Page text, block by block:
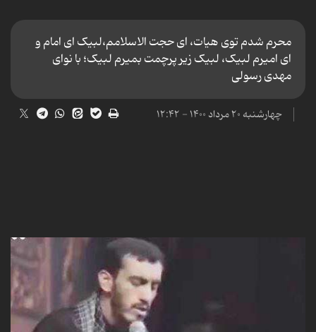
محرم شدم توی هیات، ای حجت الاسلامم،لبیک ای امام و
ای امیرم لبیک، لبیک زیر پرچمت بمیرم لبیک؛ با نوای
مهدی رسولی
چهارشنبه ۲۰ مرداد ۱۴۰۰ - ۱۲:۴۲